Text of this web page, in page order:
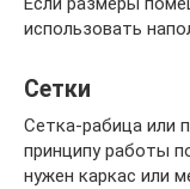
использовать
Сетки
Сетка-рабица или
принципу работы
нужен каркас или